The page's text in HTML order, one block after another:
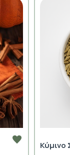
Κύμινο